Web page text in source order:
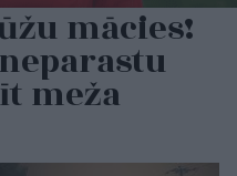
mācies!
meža